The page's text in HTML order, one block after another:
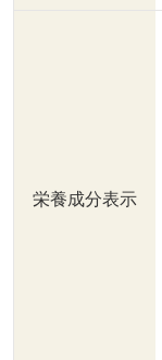
栄養成分表示